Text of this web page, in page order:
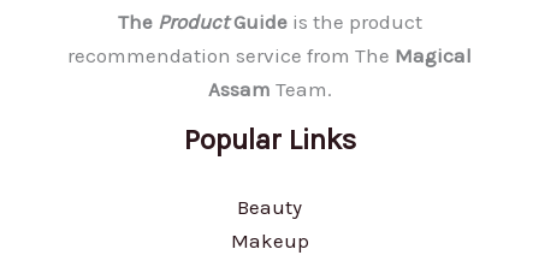
The ProductGuideis the product
recommendation service from The Magical
Assam Team.
Popular Links
Beauty
Makeup